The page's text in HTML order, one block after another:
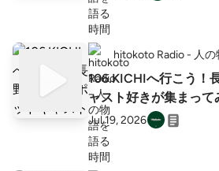
hitokoto Radio - 人
106.KICHIへ行こう！
ャスト好きが集まって
Jul 19, 2026